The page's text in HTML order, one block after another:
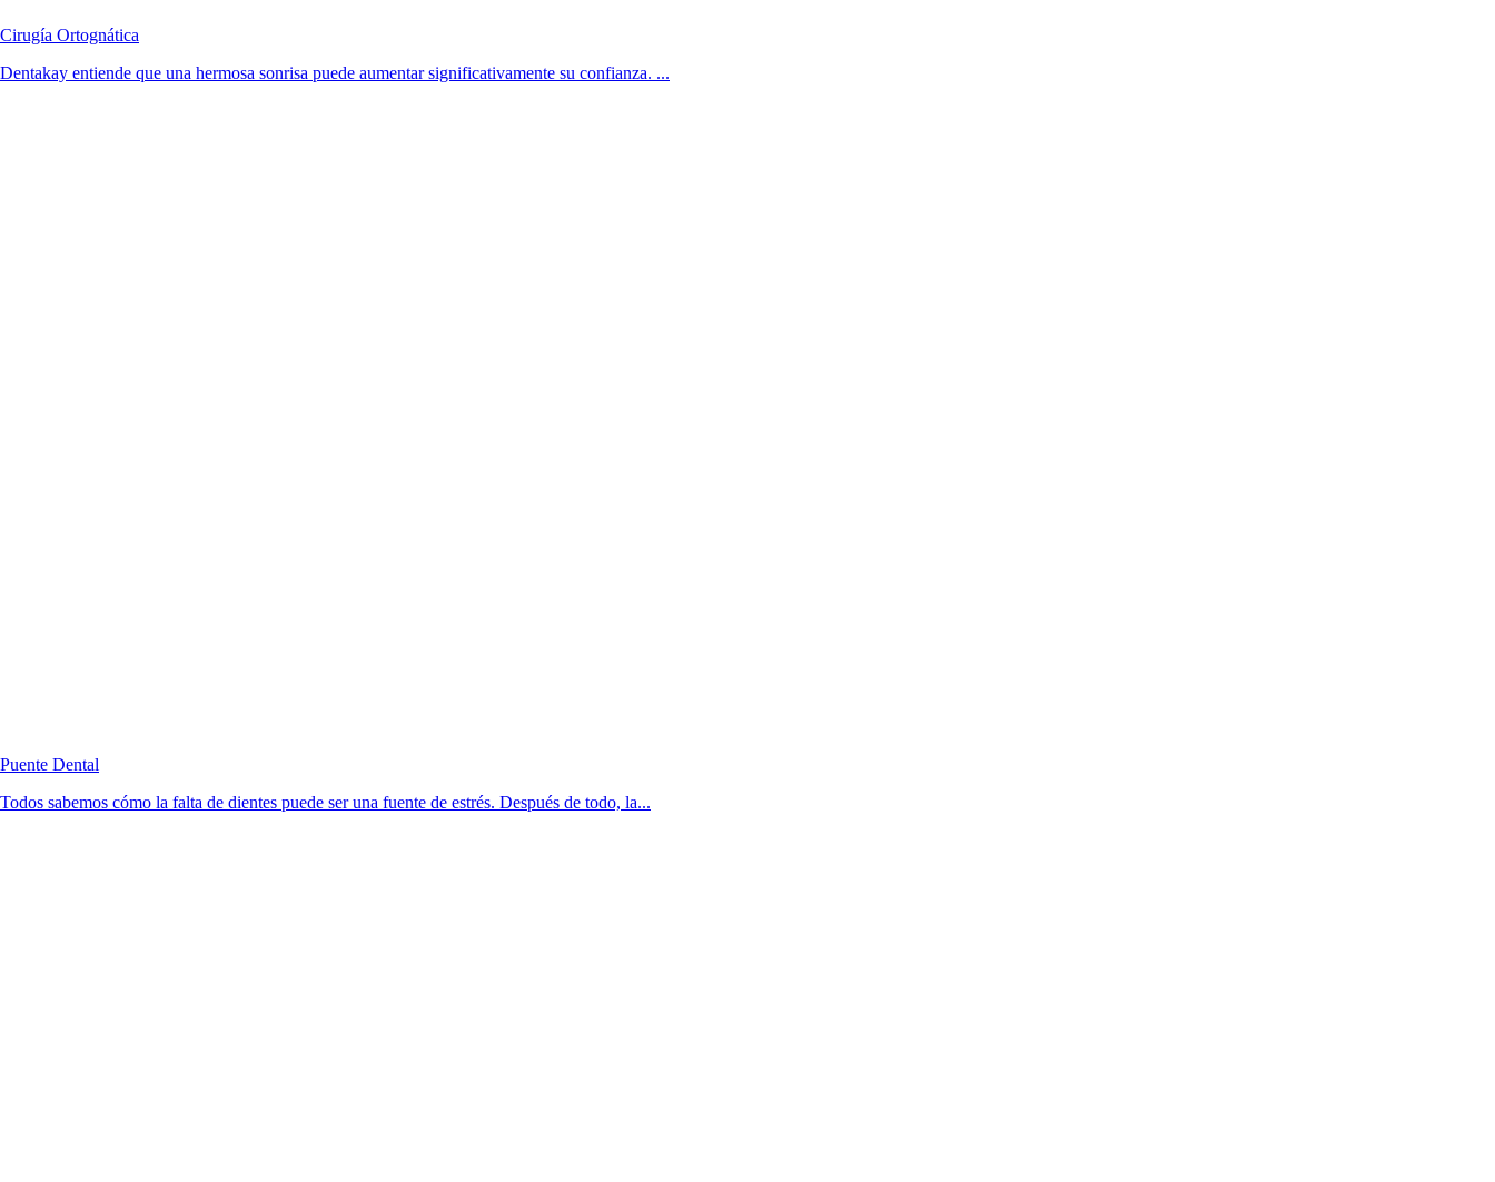
Cirugía Ortognática
Dentakay entiende que una hermosa sonrisa puede aumentar significativamente su confianza. ...
Puente Dental
Todos sabemos cómo la falta de dientes puede ser una fuente de estrés. Después de todo, la...